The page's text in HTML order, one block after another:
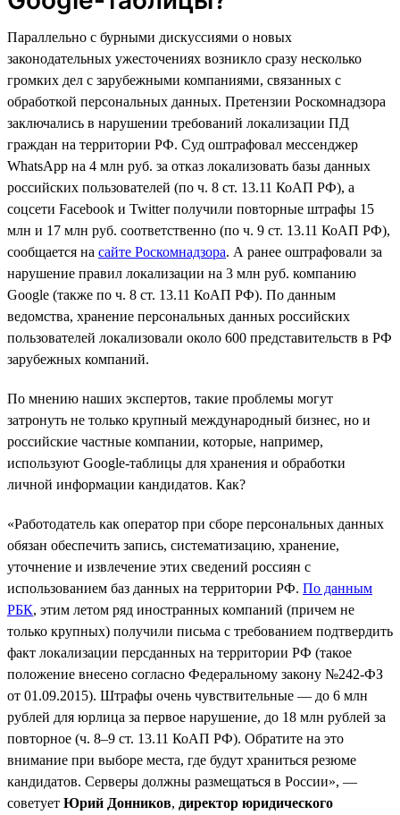
Параллельно с бурными дискуссиями о новых
законодательных ужесточениях возникло сразу несколько
громких дел с зарубежными компаниями, связанных с
обработкой персональных данных. Претензии Роскомнадзора
заключались в нарушении требований локализации ПД
граждан на территории РФ. Суд оштрафовал мессенджер
WhatsApp на 4 млн руб. за отказ локализовать базы данных
российских пользователей (по ч. 8 ст. 13.11 КоАП РФ), а
соцсети Facebook и Twitter получили повторные штрафы 15
млн и 17 млн руб. соответственно (по ч. 9 ст. 13.11 КоАП РФ),
сообщается на сайте Роскомнадзора. А ранее оштрафовали за
нарушение правил локализации на 3 млн руб. компанию
Google (также по ч. 8 ст. 13.11 КоАП РФ). По данным
ведомства, хранение персональных данных российских
пользователей локализовали около 600 представительств в РФ
зарубежных компаний.
По мнению наших экспертов, такие проблемы могут
затронуть не только крупный международный бизнес, но и
российские частные компании, которые, например,
используют Google-таблицы для хранения и обработки
личной информации кандидатов. Как?
«Работодатель как оператор при сборе персональных данных
обязан обеспечить запись, систематизацию, хранение,
уточнение и извлечение этих сведений россиян с
использованием баз данных на территории РФ. По данным
РБК, этим летом ряд иностранных компаний (причем не
только крупных) получили письма с требованием подтвердить
факт локализации персданных на территории РФ (такое
положение внесено согласно Федеральному закону №242-ФЗ
от 01.09.2015). Штрафы очень чувствительные — до 6 млн
рублей для юрлица за первое нарушение, до 18 млн рублей за
повторное (ч. 8–9 ст. 13.11 КоАП РФ). Обратите на это
внимание при выборе места, где будут храниться резюме
кандидатов. Серверы должны размещаться в России», —
советует Юрий Донников, директор юридического